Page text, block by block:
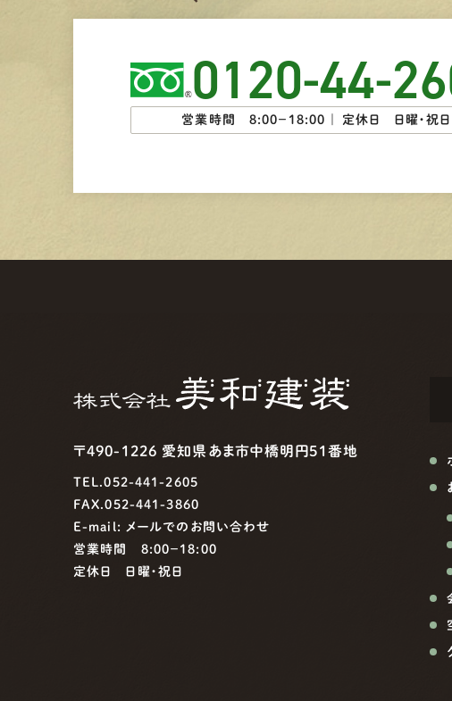
0120-44-
営業時間 8:00−18:00 ｜ 定休日 日曜・祝日
〒490-1226 愛知県あま市中橋明円51番地
TEL.052-441-2605
FAX.052-441-3860
E-mail: メールでのお問い合わせ
営業時間 8:00−18:00
定休日 日曜・祝日